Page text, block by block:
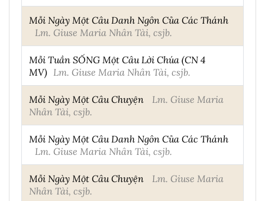
Mỗi Ngày Một Câu Danh Ngôn Của Các Thánh
Lm. Giuse Maria Nhân Tài, csjb.
Mỗi Tuần SỐNG Một Câu Lời Chúa (CN 4
MV) Lm. Giuse Maria Nhân Tài, csjb.
Mỗi Ngày Một Câu Chuyện
Lm. Giuse Maria
Nhân Tài, csjb.
Mỗi Ngày Một Câu Danh Ngôn Của Các Thánh
Lm. Giuse Maria Nhân Tài, csjb.
Mỗi Ngày Một Câu Chuyện
Lm. Giuse Maria
Nhân Tài, csjb.